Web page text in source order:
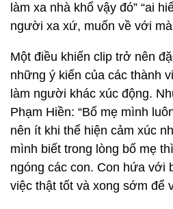
làm xa nhà khổ vậy đó” “ai
người xa xứ, muốn về với
Một điều khiến clip trở nên
những ý kiến của các thành
làm người khác xúc động.
Phạm Hiền: “Bố mẹ mình
nên ít khi thể hiện cảm xúc
mình biết trong lòng bố mẹ
ngóng các con. Con hứa với
việc thật tốt và xong sớm để